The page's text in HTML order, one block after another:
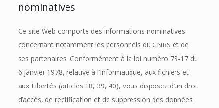
nominatives
Ce site Web comporte des informations nominatives
concernant notamment les personnels du CNRS et de
ses partenaires. Conformément à la loi numéro 78-17 du
6 janvier 1978, relative à l’Informatique, aux fichiers et
aux Libertés (articles 38, 39, 40), vous disposez d’un droit
d’accès, de rectification et de suppression des données